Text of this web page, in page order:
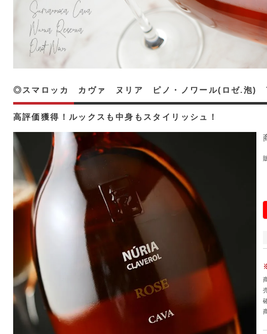
高評価獲得！ルックスも中身もスタイリッシュ！
◎スマロッカ カヴァ ヌリア ピノ・ノワール(ロゼ.泡)